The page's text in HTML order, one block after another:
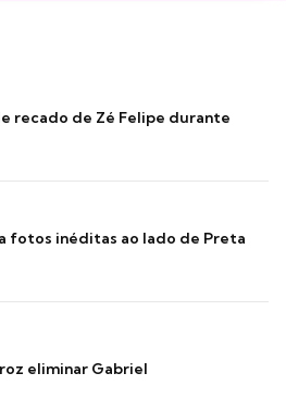
recado de Zé Felipe durante
fotos inéditas ao lado de Preta
eliminar Gabriel